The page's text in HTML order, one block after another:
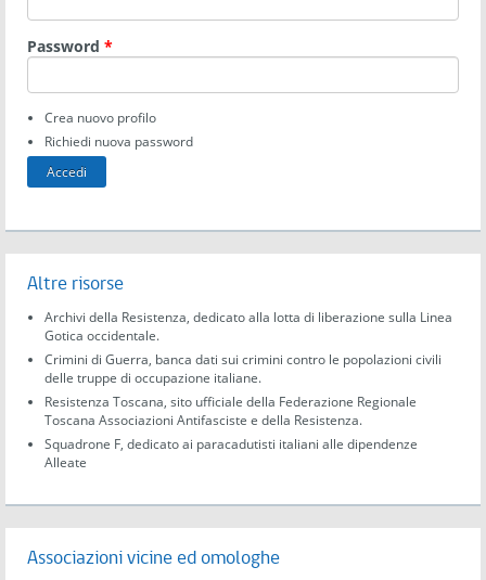
Password *
Crea nuovo profilo
Richiedi nuova password
Altre risorse
Archivi della Resistenza, dedicato alla lotta di liberazione sulla Linea
Gotica occidentale.
Crimini di Guerra, banca dati sui crimini contro le popolazioni civili
delle truppe di occupazione italiane.
Resistenza Toscana, sito ufficiale della Federazione Regionale
Toscana Associazioni Antifasciste e della Resistenza.
Squadrone F, dedicato ai paracadutisti italiani alle dipendenze
Alleate
Associazioni vicine ed omologhe